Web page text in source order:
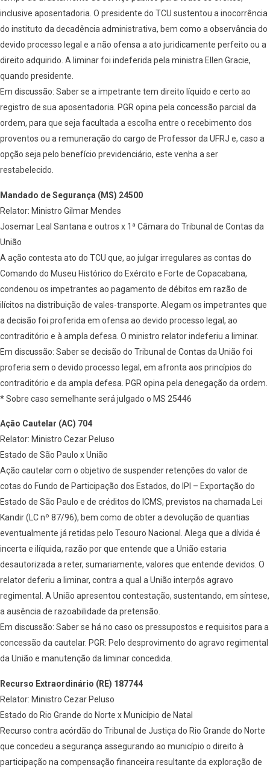
inclusive aposentadoria. O presidente do TCU sustentou a inocorrência
do instituto da decadência administrativa, bem como a observância do
devido processo legal e a não ofensa a ato juridicamente perfeito ou a
direito adquirido. A liminar foi indeferida pela ministra Ellen Gracie,
quando presidente.
Em discussão: Saber se a impetrante tem direito líquido e certo ao
registro de sua aposentadoria. PGR opina pela concessão parcial da
ordem, para que seja facultada a escolha entre o recebimento dos
proventos ou a remuneração do cargo de Professor da UFRJ e, caso a
opção seja pelo benefício previdenciário, este venha a ser
restabelecido.
Mandado de Segurança (MS) 24500
Relator: Ministro Gilmar Mendes
Josemar Leal Santana e outros x 1ª Câmara do Tribunal de Contas da
União
A ação contesta ato do TCU que, ao julgar irregulares as contas do
Comando do Museu Histórico do Exército e Forte de Copacabana,
condenou os impetrantes ao pagamento de débitos em razão de
ilícitos na distribuição de vales-transporte. Alegam os impetrantes que
a decisão foi proferida em ofensa ao devido processo legal, ao
contraditório e à ampla defesa. O ministro relator indeferiu a liminar.
Em discussão: Saber se decisão do Tribunal de Contas da União foi
proferia sem o devido processo legal, em afronta aos princípios do
contraditório e da ampla defesa. PGR opina pela denegação da ordem.
* Sobre caso semelhante será julgado o MS 25446
Ação Cautelar (AC) 704
Relator: Ministro Cezar Peluso
Estado de São Paulo x União
Ação cautelar com o objetivo de suspender retenções do valor de
cotas do Fundo de Participação dos Estados, do IPI – Exportação do
Estado de São Paulo e de créditos do ICMS, previstos na chamada Lei
Kandir (LC nº 87/96), bem como de obter a devolução de quantias
eventualmente já retidas pelo Tesouro Nacional. Alega que a dívida é
incerta e ilíquida, razão por que entende que a União estaria
desautorizada a reter, sumariamente, valores que entende devidos. O
relator deferiu a liminar, contra a qual a União interpôs agravo
regimental. A União apresentou contestação, sustentando, em síntese,
a ausência de razoabilidade da pretensão.
Em discussão: Saber se há no caso os pressupostos e requisitos para a
concessão da cautelar. PGR: Pelo desprovimento do agravo regimental
da União e manutenção da liminar concedida.
Recurso Extraordinário (RE) 187744
Relator: Ministro Cezar Peluso
Estado do Rio Grande do Norte x Município de Natal
Recurso contra acórdão do Tribunal de Justiça do Rio Grande do Norte
que concedeu a segurança assegurando ao município o direito à
participação na compensação financeira resultante da exploração de